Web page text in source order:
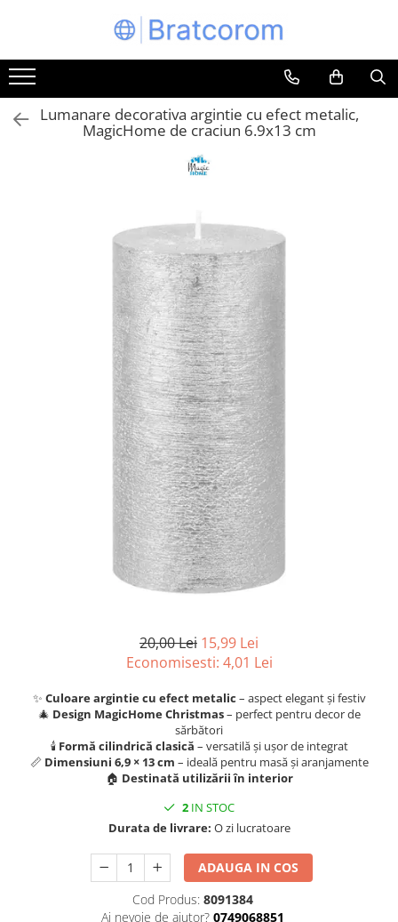
Toate Produsele
Articole animale
Adapatoare animale
Produse igiena externa animale
Bucatarii de vara Tuozi
Articole ambalare
Articole bucatarie
Articole organizare
Electronice si electrocasnice
Incalzire si racire
Accesorii gips carton
Accesorii pentru faianta, gresie si
Accesorii vopsire si tencuire
Materiale electrice
Sarma constructii
Scule, unelte si masini
Lumanare decorativa argintie cu efect metalic,
MagicHome de craciun 6.9x13 cm
20,00 Lei 15,99 Lei
Economisesti: 4,01 Lei
✨ Culoare argintie cu efect metalic – aspect elegant și festiv
🎄 Design MagicHome Christmas– perfect pentru decor de
sărbători
🕯️ Formă cilindrică clasică – versatilă și ușor de integrat
📏 Dimensiuni 6,9 × 13 cm – ideală pentru masă și aranjamente
🏠 Destinată utilizării în interior
2 IN STOC
Durata de livrare: O zi lucratoare
ADAUGA IN COS
Cod Produs: 8091384
Ai nevoie de ajutor? 0749068851